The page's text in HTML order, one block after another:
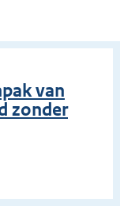
van
zonder